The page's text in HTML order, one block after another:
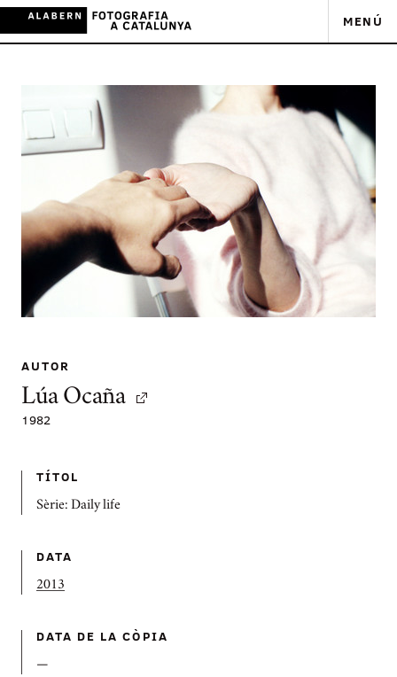
MENÚ
AUTOR
Lúa Ocaña
1982
TÍTOL
Sèrie: Daily life
DATA
2013
DATA DE LA CÒPIA
—